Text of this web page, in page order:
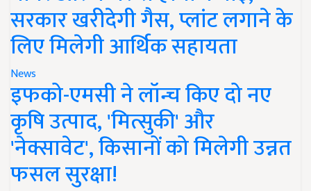
सरकार खरीदेगी गैस, प्लांट लगाने के
लिए मिलेगी आर्थिक सहायता
News
इफको-एमसी ने लॉन्च किए दो नए
कृषि उत्पाद, 'मित्सुकी' और
'नेक्सावेट', किसानों को मिलेगी उन्नत
फसल सुरक्षा!